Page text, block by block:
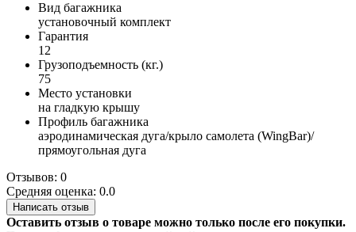
Вид багажника
установочный комплект
Гарантия
12
Грузоподъемность (кг.)
75
Место установки
на гладкую крышу
Профиль багажника
аэродинамическая дуга/крыло самолета (WingBar)/
прямоугольная дуга
Отзывов: 0
Средняя оценка: 0.0
Написать отзыв
Оставить отзыв о товаре можно только после его покупки.